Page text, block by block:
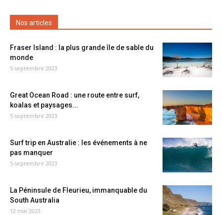
Nos articles
Fraser Island : la plus grande île de sable du
monde
5 septembre 2023
Great Ocean Road : une route entre surf,
koalas et paysages...
5 septembre 2023
Surf trip en Australie : les événements à ne
pas manquer
5 septembre 2023
La Péninsule de Fleurieu, immanquable du
South Australia
12 mai 2023